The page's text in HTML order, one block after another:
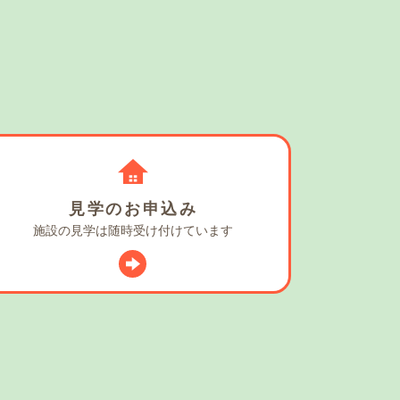
見学のお申込み
施設の見学は随時受け付けています